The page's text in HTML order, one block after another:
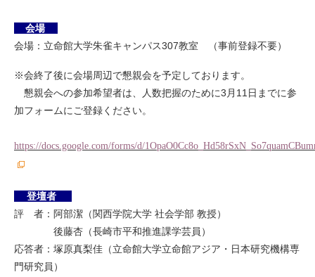
会場
会場：立命館大学朱雀キャンパス307教室 （事前登録不要）
※会終了後に会場周辺で懇親会を予定しております。
懇親会への参加希望者は、人数把握のために3月11日までに参
加フォームにご登録ください。
https://docs.google.com/forms/d/
登壇者
評 者：阿部潔（関西学院大学 社会学部 教授）
後藤杏（長崎市平和推進課学芸員）
応答者：塚原真梨佳（立命館大学立命館アジア・日本研究機構専
門研究員）